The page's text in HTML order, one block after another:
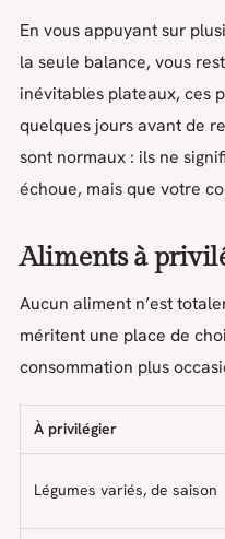
En vous appuyant sur
la seule balance, vous
inévitables plateaux, ces
quelques jours avant de
sont normaux : ils ne
échoue, mais que votre
Aliments à
Aucun aliment n’est
méritent une place de
consommation plus
À privilégier
Légumes variés, de saison